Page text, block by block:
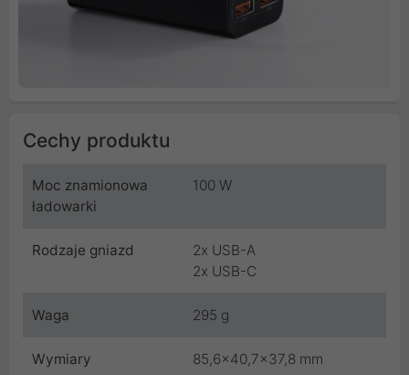
Cechy produktu
Moc znamionowa
ładowarki
100 W
Rodzaje gniazd
2x USB-A
2x USB-C
Waga 295 g
Wymiary 85,6x40,7x37,8 mm